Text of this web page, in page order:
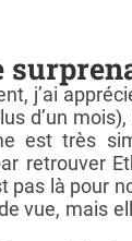
j’ai
d’un
est très
retrouver
pas là pour
vue, mais